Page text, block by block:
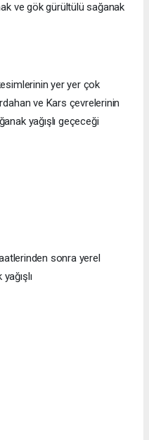
ve gök gürültülü sağanak
yer yer çok
ve Kars çevrelerinin
yağışlı geçeceği
sonra yerel